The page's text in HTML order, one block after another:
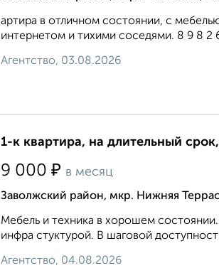
артира в отличном состоянии, с
интернетом и тихими соседями. 8 9 8 2
Агентство, 03.08.2026
1-к квартира, на длительный
9 000 ₽ в месяц
Заволжский район, мкр. Нижняя
Мебель и техника в хорошем
инфра стуктурой. В шаговой
Агентство, 04.08.2026